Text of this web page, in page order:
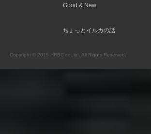
Good & New
ちょっとイルカの話
Copyright © 2015 HRBC co.,ltd. All Rights Reserved.